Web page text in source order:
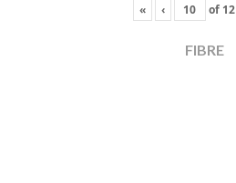
« ‹ of 12
FIBRE